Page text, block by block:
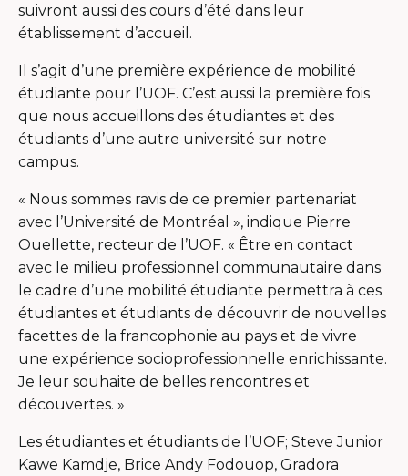
suivront aussi des cours d’été dans leur
établissement d’accueil.
Il s’agit d’une première expérience de mobilité
étudiante pour l’UOF. C’est aussi la première fois
que nous accueillons des étudiantes et des
étudiants d’une autre université sur notre
campus.
« Nous sommes ravis de ce premier partenariat
avec l’Université de Montréal », indique Pierre
Ouellette, recteur de l’UOF. « Être en contact
avec le milieu professionnel communautaire dans
le cadre d’une mobilité étudiante permettra à ces
étudiantes et étudiants de découvrir de nouvelles
facettes de la francophonie au pays et de vivre
une expérience socioprofessionnelle enrichissante.
Je leur souhaite de belles rencontres et
découvertes. »
Les étudiantes et étudiants de l’UOF; Steve Junior
Kawe Kamdje, Brice Andy Fodouop, Gradora